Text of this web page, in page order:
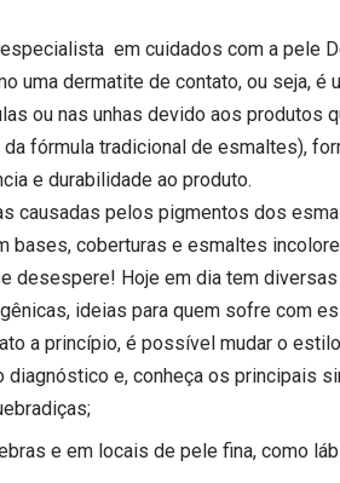
em cuidados com a pele
uma dermatite de contato, ou seja, é
ou nas unhas devido aos produtos
fórmula tradicional de esmaltes),
e durabilidade ao produto.
causadas pelos pigmentos dos
bases, coberturas e esmaltes
desespere! Hoje em dia tem
ideias para quem sofre com
a princípio, é possível mudar o
diagnóstico e, conheça os principais
e em locais de pele fina, como